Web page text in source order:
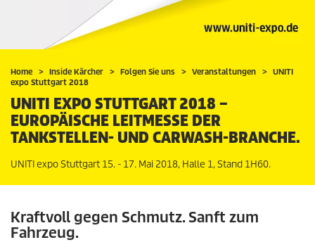
Home Inside Kärcher Folgen Sie uns Veranstaltungen
UNITI
expo Stuttgart 2018
UNITI EXPO STUTTGART 2018 –
EUROPÄISCHE LEITMESSE DER
TANKSTELLEN- UND CARWASH-BRANCHE.
UNITI expo Stuttgart 15. - 17. Mai 2018, Halle 1, Stand 1H60.
Kraftvoll gegen Schmutz. Sanft zum
Fahrzeug.